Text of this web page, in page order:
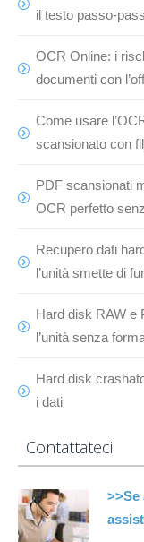
il testo passo-
OCR Online: i
documenti con
Come usare
scansionato con
PDF scansionati
OCR perfetto
Recupero dati
l’unità smette di
Hard disk RAW e
l’unità senza
Hard disk
i dati
Contattateci!
>>Se